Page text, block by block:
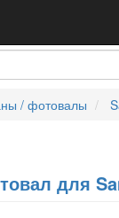
/ фотовалы
для